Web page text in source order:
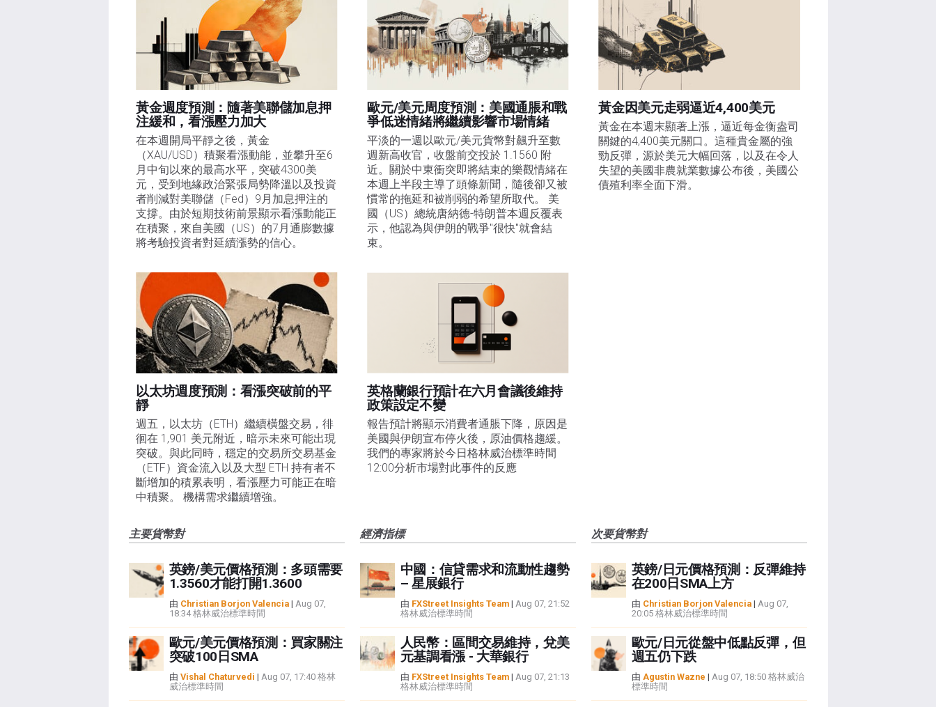
黃金週度預測：隨著美聯儲加息押
注緩和，看漲壓力加大
在本週開局平靜之後，黃金
（XAU/USD）積聚看漲動能，並攀升至6
月中旬以來的最高水平，突破4300美
元，受到地緣政治緊張局勢降溫以及投資
者削減對美聯儲（Fed）9月加息押注的
支撐。由於短期技術前景顯示看漲動能正
在積聚，來自美國（US）的7月通膨數據
將考驗投資者對延續漲勢的信心。
歐元/美元周度預測：美國通脹和戰
爭低迷情緒將繼續影響市場情緒
平淡的一週以歐元/美元貨幣對飆升至數
週新高收官，收盤前交投於 1.1560 附
近。關於中東衝突即將結束的樂觀情緒在
本週上半段主導了頭條新聞，隨後卻又被
慣常的拖延和被削弱的希望所取代。 美
國（US）總統唐納德-特朗普本週反覆表
示，他認為與伊朗的戰爭"很快"就會結
束。
黃金因美元走弱逼近4,400美元
黃金在本週末顯著上漲，逼近每金衡盎司
關鍵的4,400美元關口。這種貴金屬的強
勁反彈，源於美元大幅回落，以及在令人
失望的美國非農就業數據公布後，美國公
債殖利率全面下滑。
以太坊週度預測：看漲突破前的平
靜
週五，以太坊（ETH）繼續橫盤交易，徘
徊在 1,901 美元附近，暗示未來可能出現
突破。與此同時，穩定的交易所交易基金
（ETF）資金流入以及大型 ETH 持有者不
斷增加的積累表明，看漲壓力可能正在暗
中積聚。 機構需求繼續增強。
英格蘭銀行預計在六月會議後維持
政策設定不變
報告預計將顯示消費者通脹下降，原因是
美國與伊朗宣布停火後，原油價格趨緩。
我們的專家將於今日格林威治標準時間
12:00分析市場對此事件的反應
主要貨幣對
英鎊/美元價格預測：多頭需要
1.3560才能打開1.3600
由 Christian Borjon Valencia| Aug 07,
18:34 格林威治標準時間
歐元/美元價格預測：買家關注
突破100日SMA
由 Vishal Chaturvedi | Aug 07, 17:40 格林
威治標準時間
經濟指標
中國：信貸需求和流動性趨勢
– 星展銀行
由 FXStreet Insights Team| Aug 07, 21:52
格林威治標準時間
人民幣：區間交易維持，兌美
元基調看漲 - 大華銀行
由 FXStreet Insights Team| Aug 07, 21:13
格林威治標準時間
次要貨幣對
英鎊/日元價格預測：反彈維持
在200日SMA上方
由 Christian Borjon Valencia| Aug 07,
20:05 格林威治標準時間
歐元/日元從盤中低點反彈，但
週五仍下跌
由 Agustin Wazne | Aug 07, 18:50 格林威治
標準時間